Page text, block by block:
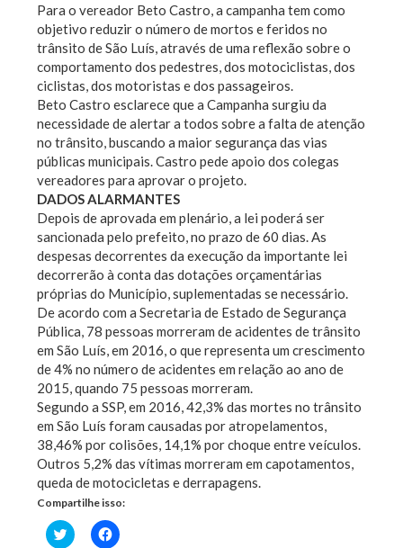
Para o vereador Beto Castro, a campanha tem como
objetivo reduzir o número de mortos e feridos no
trânsito de São Luís, através de uma reflexão sobre o
comportamento dos pedestres, dos motociclistas, dos
ciclistas, dos motoristas e dos passageiros.
Beto Castro esclarece que a Campanha surgiu da
necessidade de alertar a todos sobre a falta de atenção
no trânsito, buscando a maior segurança das vias
públicas municipais. Castro pede apoio dos colegas
vereadores para aprovar o projeto.
DADOS ALARMANTES
Depois de aprovada em plenário, a lei poderá ser
sancionada pelo prefeito, no prazo de 60 dias. As
despesas decorrentes da execução da importante lei
decorrerão à conta das dotações orçamentárias
próprias do Município, suplementadas se necessário.
De acordo com a Secretaria de Estado de Segurança
Pública, 78 pessoas morreram de acidentes de trânsito
em São Luís, em 2016, o que representa um crescimento
de 4% no número de acidentes em relação ao ano de
2015, quando 75 pessoas morreram.
Segundo a SSP, em 2016, 42,3% das mortes no trânsito
em São Luís foram causadas por atropelamentos,
38,46% por colisões, 14,1% por choque entre veículos.
Outros 5,2% das vítimas morreram em capotamentos,
queda de motocicletas e derrapagens.
Compartilhe isso:
Clique
para
Clique
para